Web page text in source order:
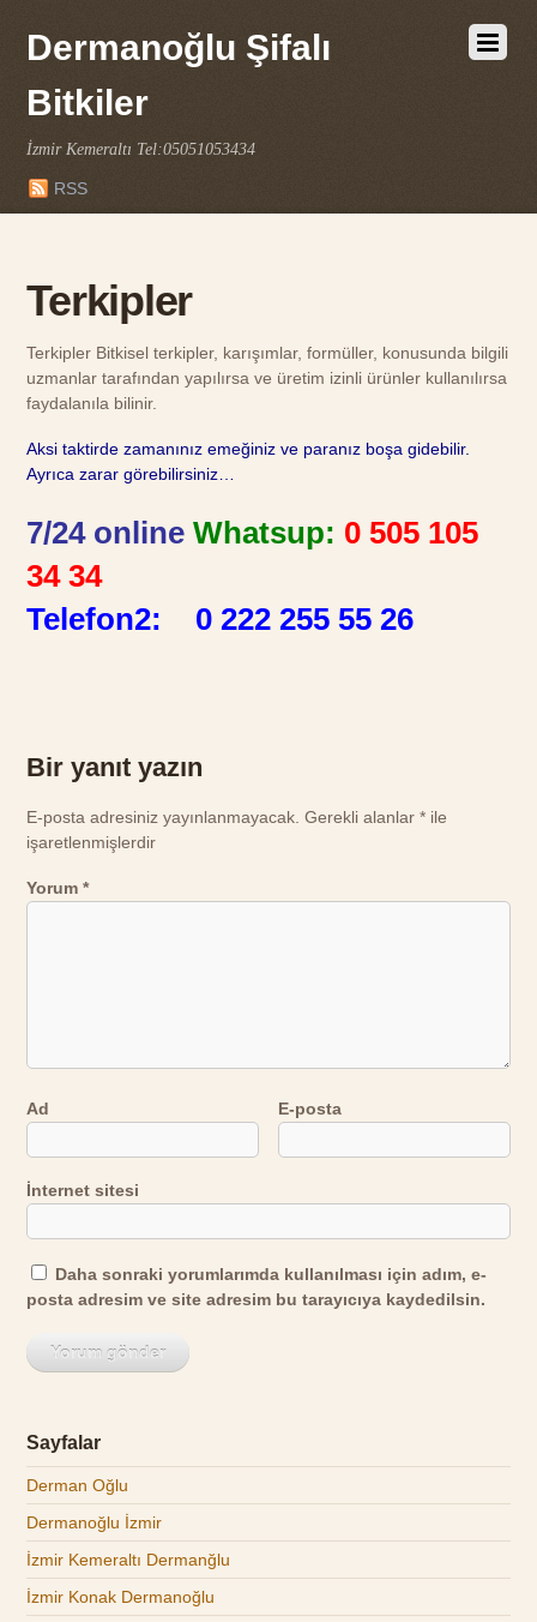
Dermanoğlu Şifalı
Bitkiler
İzmir Kemeraltı Tel:05051053434
RSS
Terkipler
Terkipler Bitkisel terkipler, karışımlar, formüller, konusunda bilgili
uzmanlar tarafından yapılırsa ve üretim izinli ürünler kullanılırsa
faydalanıla bilinir.
Aksi taktirde zamanınız emeğiniz ve paranız boşa gidebilir.
Ayrıca zarar görebilirsiniz…
7/24 online Whatsup: 0 505 105
34 34
Telefon2: 0 222 255 55 26
Bir yanıt yazın
E-posta adresiniz yayınlanmayacak. Gerekli alanlar* ile
işaretlenmişlerdir
Yorum*
Ad E-posta
İnternet sitesi
Daha sonraki yorumlarımda kullanılması için adım, e-
posta adresim ve site adresim bu tarayıcıya kaydedilsin.
Sayfalar
Derman Oğlu
Dermanoğlu İzmir
İzmir Kemeraltı Dermanğlu
İzmir Konak Dermanoğlu